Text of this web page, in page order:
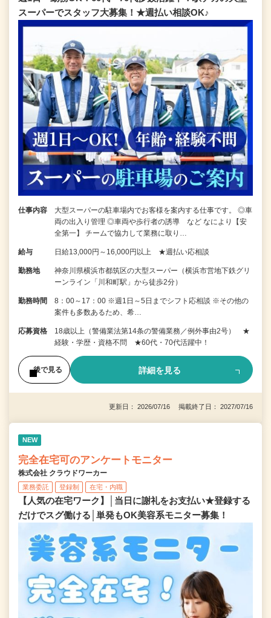
スーパーでスタッフ大募集！★週払い相談OK♪
仕事内容
大型スーパーの駐車場内でお客様を案内する仕事です。 ◎車
両の出入り管理 ◎車両や歩行者の誘導 など なにより【安
全第一】 チームで協力して業務に取り…
給与 日給13,000円～16,000円以上 ★週払い応相談
勤務地
神奈川県横浜市都筑区の大型スーパー（横浜市営地下鉄グリ
ーンライン「川和町駅」から徒歩2分）
勤務時間
8：00～17：00 ※週1日～5日までシフト応相談 ※その他の
案件も多数あるため、希…
応募資格
18歳以上（警備業法第14条の警備業務／例外事由2号） ★
経験・学歴・資格不問 ★60代・70代活躍中！
後で見る 詳細を見る
更新日： 2026/07/16 掲載終了日： 2027/07/16
NEW
完全在宅可のアンケートモニター
株式会社 クラウドワーカー
業務委託 登録制 在宅・内職
【人気の在宅ワーク】│当日に謝礼をお支払い★登録する
だけでスグ働ける│単発もOK美容系モニター募集！